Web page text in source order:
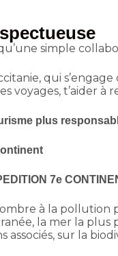
simple
qui
voyages, t’aider à
plus
7e
à la pollution
la mer la plus
sur la